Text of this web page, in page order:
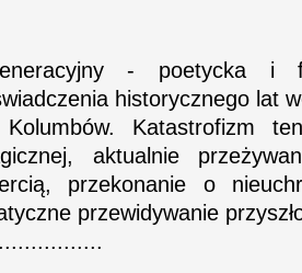
- poetycka i
historycznego lat
Kolumbów. Katastrofizm
aktualnie
przekonanie o
przewidywanie